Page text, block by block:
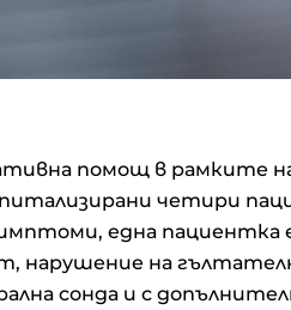
помощ в рамките
четири
една пациентка
нарушение на
сонда и с